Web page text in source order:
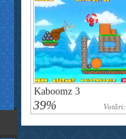
Kaboomz 3
39% Votări: